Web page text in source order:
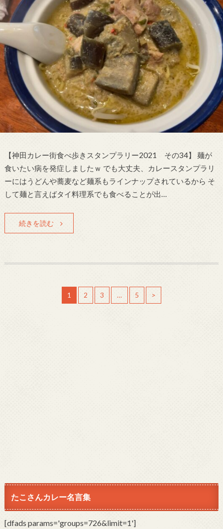
【神田カレー街食べ歩きスタンプラリー2021 その34】 麺が
食いたい病を発症しましたｗ でも大丈夫、カレースタンプラリ
ーにはうどんや蕎麦など麺系もラインナップされているから そ
して麺と言えばタイ料理系でも食べることが出…
続きを読む
1 2 3 … 5 >
たこさんカレー名言集
[dfads params='groups=726&limit=1']